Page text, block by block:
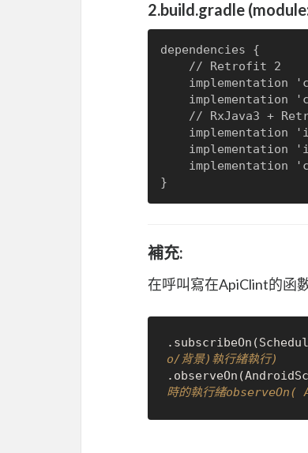
2.build.gradle
dependencies {
補充:
在呼叫寫在ApiClint的函
o/背景)執行緒執行)
時的執行緒observeOn(